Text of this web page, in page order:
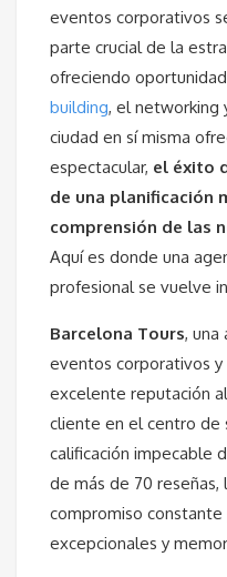
eventos corporativos
parte crucial de la
ofreciendo
building, el networking
ciudad en sí misma
espectacular, el éxito
de una planificación
comprensión de las
Aquí es donde una
profesional se vuelve
Barcelona Tours, una
eventos corporativos y
excelente reputación
cliente en el centro de
calificación impecable
de más de 70 reseñas,
compromiso
excepcionales y